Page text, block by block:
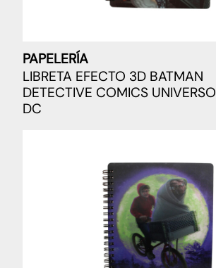
PAPELERÍA
LIBRETA EFECTO 3D BATMAN
DETECTIVE COMICS UNIVERSO
DC